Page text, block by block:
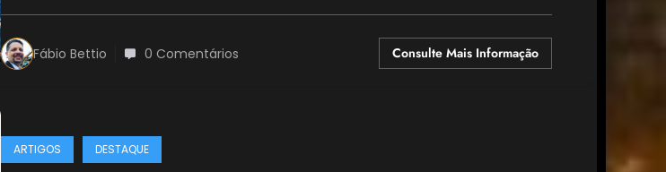
Fábio Bettio 0 Comentários Consulte Mais Informação
ARTIGOS DESTAQUE